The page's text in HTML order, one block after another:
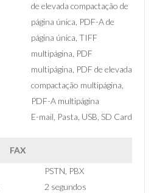
de elevada compactação de
página única, PDF-A de
página única, TIFF
multipágina, PDF
multipágina, PDF de elevada
compactação multipágina,
PDF-A multipágina
E-mail, Pasta, USB, SD Card
FAX
PSTN, PBX
2 segundos